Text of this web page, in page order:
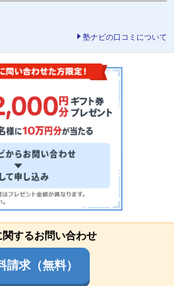
塾ナビの口コミについて
するお問い合わせ
請求（無料）